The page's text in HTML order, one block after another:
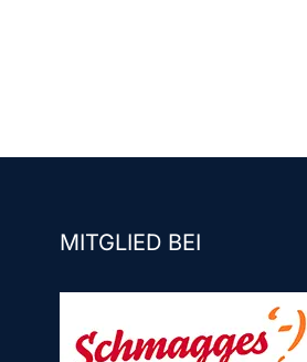
MITGLIED BEI